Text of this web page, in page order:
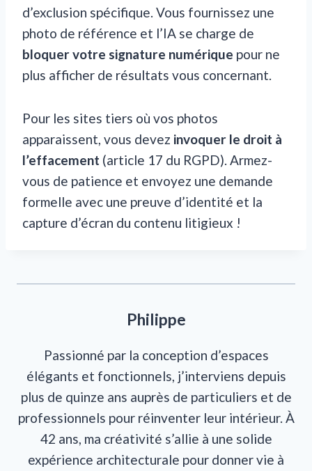
d’exclusion spécifique. Vous fournissez une
photo de référence et l’IA se charge de
bloquer votre signature numérique pour ne
plus afficher de résultats vous concernant.
Pour les sites tiers où vos photos
apparaissent, vous devez invoquer le droit à
l’effacement (article 17 du RGPD). Armez-
vous de patience et envoyez une demande
formelle avec une preuve d’identité et la
capture d’écran du contenu litigieux !
Philippe
Passionné par la conception d’espaces
élégants et fonctionnels, j’interviens depuis
plus de quinze ans auprès de particuliers et de
professionnels pour réinventer leur intérieur. À
42 ans, ma créativité s’allie à une solide
expérience architecturale pour donner vie à